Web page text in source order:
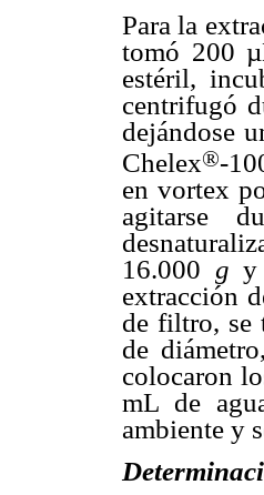
Para la
tomó 200
estéril,
centrifugó
dejándose
Chelex®-
en vortex
agitarse
16.000 g y
extracción
de filtro, se
de
colocaron
mL de
ambiente y